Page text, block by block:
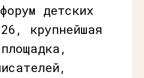
детских
крупнейшая